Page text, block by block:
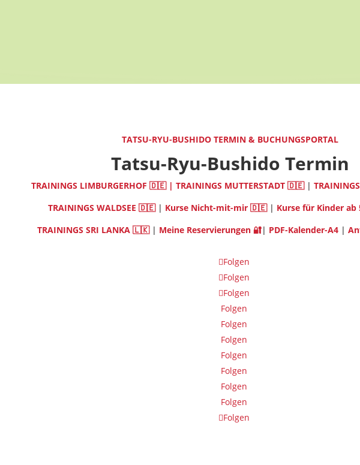
TATSU-RYU-BUSHIDO TERMIN & BUCHUNGSPORTAL
Tatsu-Ryu-Bushido Termin
TRAININGS LIMBURGERHOF 🇩🇪 | TRAININGS MUTTERSTADT 🇩🇪|
TRAININGS WALDSEE 🇩🇪| Kurse Nicht-mit-mir 🇩🇪| Kurse für Kinder
TRAININGS SRI LANKA 🇱🇰 | Meine Reservierungen 🔐| PDF-Kalender-A4 |
Folgen
Folgen
Folgen
Folgen
Folgen
Folgen
Folgen
Folgen
Folgen
Folgen
Folgen